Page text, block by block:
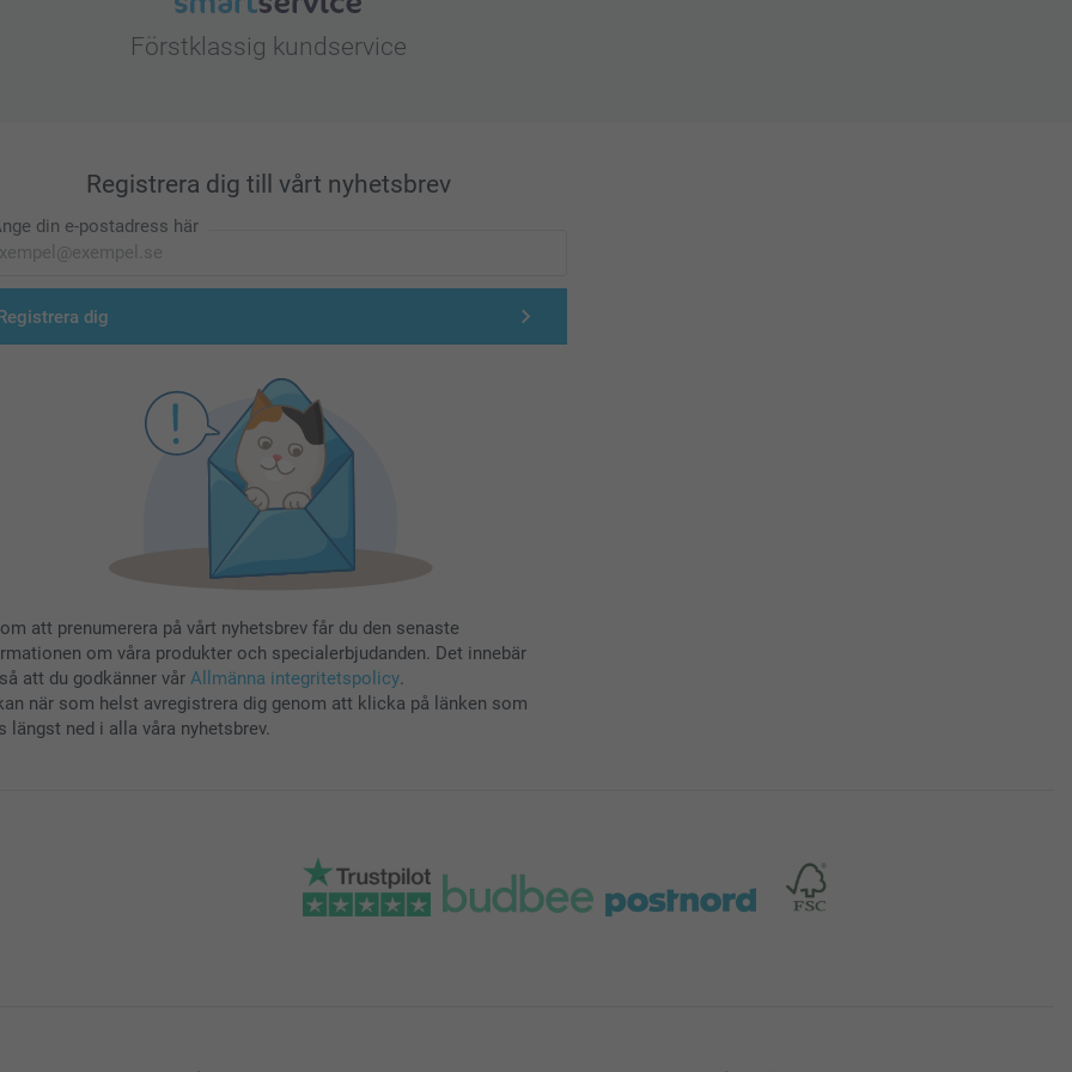
Förstklassig kundservice
Registrera dig till vårt nyhetsbrev
din e-postadress här
dig
att prenumerera på vårt nyhetsbrev får du den senaste
om våra produkter och specialerbjudanden. Det innebär
att du godkänner vår Allmänna integritetspolicy.
när som helst avregistrera dig genom att klicka på länken som
längst ned i alla våra nyhetsbrev.